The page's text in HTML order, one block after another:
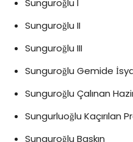
Sunguroğlu I
Sunguroğlu II
Sunguroğlu III
Sunguroğlu Gemide
Sunguroğlu Çalınan
Sungurluoğlu Kaçırılan
Sunguroğlu Baskın